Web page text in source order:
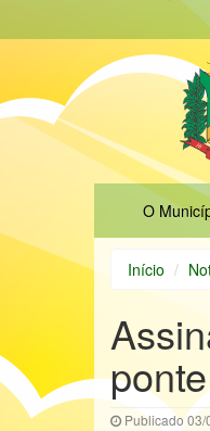
O
Início
Publicado